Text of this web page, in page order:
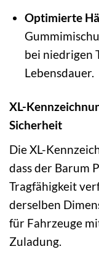
Optimierte
bei niedrigen
Lebensdauer.
XL-
Sicherheit
Die XL-
dass der Barum
Tragfähigkeit
derselben
für Fahrzeuge
Zuladung.